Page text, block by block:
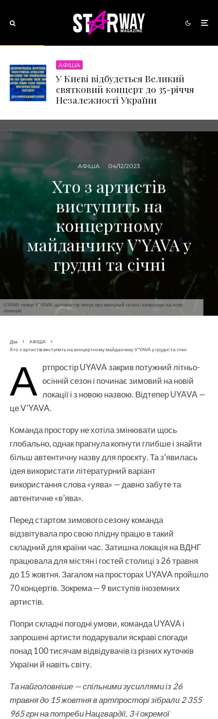
АФІША
У Києві відбудеться Великий
святковий концерт до 35-річчя
Незалежності України
UYAVA тепер V'YAVA: артпростір звітує про минулий сезон і запрошує на нову
локацію
АФІША · 04/12/2023
Хто з артистів
виступить на
концертному
майданчику V’YAVA у
грудні та січні
Дім
АФІША
Хто з артистів виступить на концертному майданчику V’YAVA у грудні та січні
А ртпростір UYAVA закрив потужний літньо-
осінній сезон і починає зимовий на новій
локації і з новою назвою. Відтепер UYAVA —
це V’YAVA.
Команда простору не хотіла змінювати щось
глобально, однак прагнула копнути глибше і знайти
більш автентичну назву для проєкту. Та з’явилась
ідея використати літературний варіант
використання слова «уява» — давно забуте та
автентичне «в’ява».
Перед стартом зимового сезону команда
відзвітувала про свою плідну працю в такий
складний для країни час. Затишна локація на ВДНГ
працювала для містян і гостей столиці з 26 травня
до 15 жовтня. Загалом на просторах UYAVA пройшло
70 концертів. Зокрема — 9 виступів іноземних
артистів.
Попри складні погодні умови, команда UYAVA і
запрошені артисти подарували яскраві спогади
понад 100 тисячам відвідувачів із різних куточків
України й навіть світу.
Та найголовніше — спільними зусиллями із 26
травня до 15 жовтня в артпросторі зібрали 2 355
965 грн на потреби Нацгвардії, 3-ї окремої